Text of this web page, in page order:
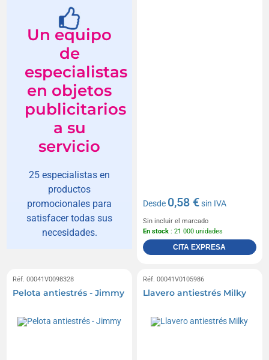
Un equipo
de
especialistas
en objetos
publicitarios
a su
servicio
25 especialistas en
productos
promocionales para
satisfacer todas sus
necesidades.
Desde 0,58 €sin IVA
Sin incluir el marcado
En stock : 21 000 unidades
CITA EXPRESA
Réf. 00041V0098328
Pelota antiestrés - Jimmy
Réf. 00041V0105986
Llavero antiestrés Milky